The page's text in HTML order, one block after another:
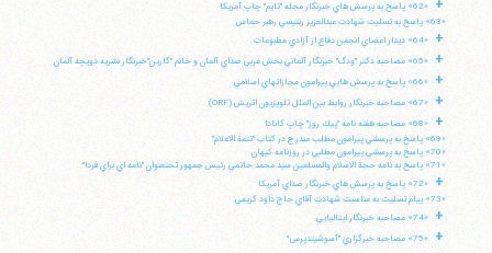
+
«62» پاسخ به پرسش هاي خبرنگار مجله "تايم" چاپ آمريكا
«63» پاسخ به تسليت شهادت عبدالعزيز رنتيسي رهبر حماس
+ «64» ديدار اعضاي انجمن دفاع از آزادي مطبوعات
+ «65» مصاحبه دكتر "ودگ" خبرنگار آلماني بخش غربي صداي آلمان و خانم "گارين"خبرنگار نشريه دويچه آلمان
+ «66» پاسخ به پرسش هايي پيرامون مجازاتهاي اسلامي
+ «67» مصاحبه خبرنگار روابط بين الملل تلويزيون اتريش (ORF)
+
«68» مصاحبه هفته نامه "پيك روز" چاپ كانادا
«69» پاسخ به پرسشي پيرامون مطلب مندرج در كتاب "تتمة الاعلام"
«70» پاسخ به پرسشي پيرامون مطلبي در روزنامه كيهان
«71» پاسخ به نامه حجة الاسلام والمسلمين سيد محمد خاتمي رئيس جمهور تحتعنوان "نامه اي براي فردا"
+
«72» پاسخ به پرسش هاي خبرنگار صداي آمريكا
«73» پيام تسليت به مناسبت شهادت آقاي حاج داود كريمي
+ «74» مصاحبه خبرنگار ايتاليايي
+ «75» مصاحبه خبرگزاري "آسوشيتدپرس"